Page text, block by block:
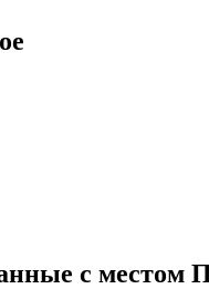
с местом